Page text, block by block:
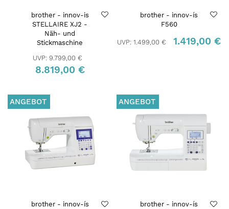
brother - innov-is
STELLAIRE XJ2 -
Näh- und
Stickmaschine
UVP: 9.799,00 €
8.819,00 €
brother - innov-ís
F560
UVP: 1.499,00 € 1.419,00 €
ANGEBOT
brother - innov-ís
ANGEBOT
brother - innov-ís